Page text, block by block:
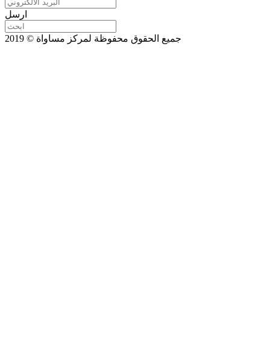
ارسل
جميع الحقوق محفوظة لمركز مساواة © 2019